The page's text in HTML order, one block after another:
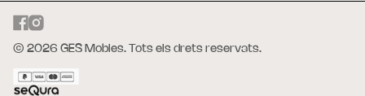
© 2026 GES Mobles. Tots els drets reservats.